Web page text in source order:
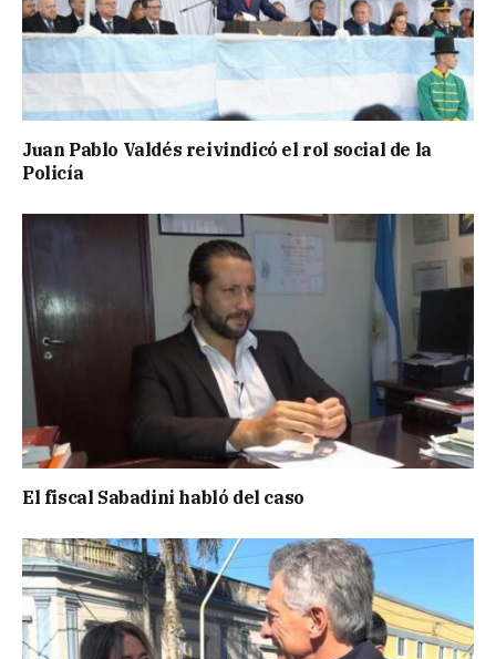
Juan Pablo Valdés reivindicó el rol social de la
Policía
El fiscal Sabadini habló del caso